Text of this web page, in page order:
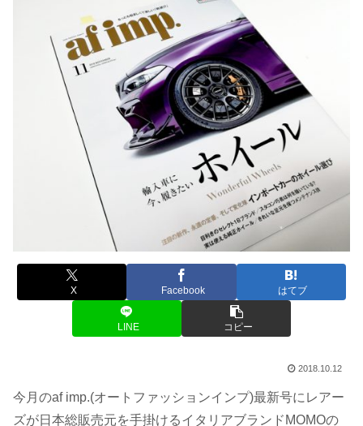
X Facebook はてブ
LINE コピー
2018.10.12
今月のaf imp.(オートファッションインプ)最新号にレアー
ズが日本総販売元を手掛けるイタリアブランドMOMOの